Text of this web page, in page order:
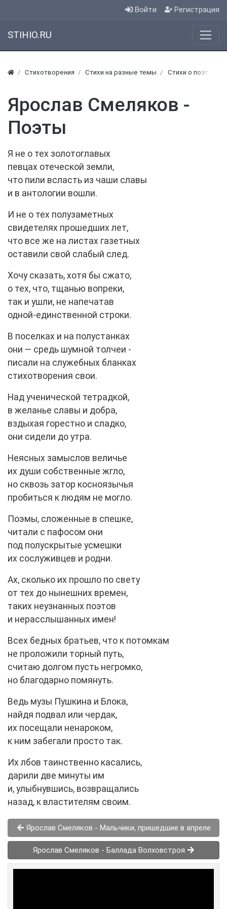
Войти Регистрация
STIHIO.RU
Стихотворения Стихи на разные темы Стихи о поэтах
Ярослав Смеляков -
Поэты
Я не о тех золотоглавых
певцах отеческой земли,
что пили всласть из чаши славы
и в антологии вошли.
И не о тех полузаметных
свидетелях прошедших лет,
что все же на листах газетных
оставили свой слабый след.
Хочу сказать, хотя бы сжато,
о тех, что, тщанью вопреки,
так и ушли, не напечатав
одной-единственной строки.
В поселках и на полустанках
они — средь шумной толчеи -
писали на служебных бланках
стихотворения свои.
Над ученической тетрадкой,
в желанье славы и добра,
вздыхая горестно и сладко,
они сидели до утра.
Неясных замыслов величье
их души собственные жгло,
но сквозь затор косноязычья
пробиться к людям не могло.
Поэмы, сложенные в спешке,
читали с пафосом они
под полускрытые усмешки
их сослуживцев и родни.
Ах, сколько их прошло по свету
от тех до нынешних времен,
таких неузнанных поэтов
и нерасслышанных имен!
Всех бедных братьев, что к потомкам
не проложили торный путь,
считаю долгом пусть негромко,
но благодарно помянуть.
Ведь музы Пушкина и Блока,
найдя подвал или чердак,
их посещали ненароком,
к ним забегали просто так.
Их лбов таинственно касались,
дарили две минуты им
и, улыбнувшись, возвращались
назад, к властителям своим.
Ярослав Смеляков - Мальчики, пришедшие в апреле
Ярослав Смеляков - Баллада Волховстроя